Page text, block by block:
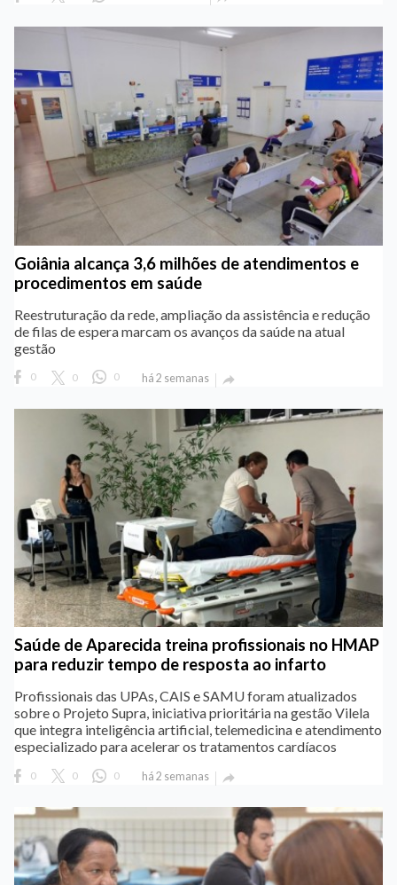
Goiânia alcança 3,6 milhões de atendimentos e
procedimentos em saúde
Reestruturação da rede, ampliação da assistência e redução
de filas de espera marcam os avanços da saúde na atual
gestão
0 0 0 há 2 semanas 
Saúde de Aparecida treina profissionais no HMAP
para reduzir tempo de resposta ao infarto
Profissionais das UPAs, CAIS e SAMU foram atualizados
sobre o Projeto Supra, iniciativa prioritária na gestão Vilela
que integra inteligência artificial, telemedicina e atendimento
especializado para acelerar os tratamentos cardíacos
0 0 0 há 2 semanas 